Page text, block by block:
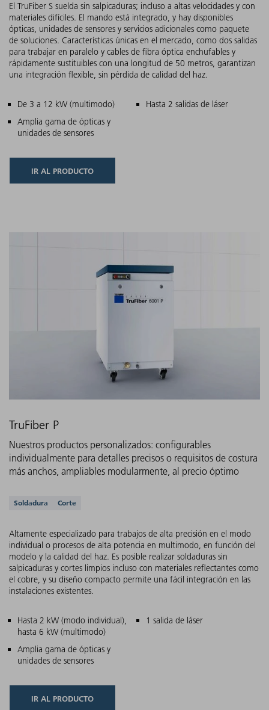
El TruFiber S suelda sin salpicaduras; incluso a altas velocidades y con
materiales difíciles. El mando está integrado, y hay disponibles
ópticas, unidades de sensores y servicios adicionales como paquete
de soluciones. Características únicas en el mercado, como dos salidas
para trabajar en paralelo y cables de fibra óptica enchufables y
rápidamente sustituibles con una longitud de 50 metros, garantizan
una integración flexible, sin pérdida de calidad del haz.
Características principales
De 3 a 12 kW (multimodo)
Hasta 2 salidas de láser
Amplia gama de ópticas y
unidades de sensores
IR AL PRODUCTO
TruFiber P
Nuestros productos personalizados: configurables
individualmente para detalles precisos o requisitos de costura
más anchos, ampliables modularmente, al precio óptimo
Aplicaciones compatibles
Soldadura Corte
Altamente especializado para trabajos de alta precisión en el modo
individual o procesos de alta potencia en multimodo, en función del
modelo y la calidad del haz. Es posible realizar soldaduras sin
salpicaduras y cortes limpios incluso con materiales reflectantes como
el cobre, y su diseño compacto permite una fácil integración en las
instalaciones existentes.
Características principales
Hasta 2 kW (modo individual),
hasta 6 kW (multimodo)
1 salida de láser
Amplia gama de ópticas y
unidades de sensores
IR AL PRODUCTO